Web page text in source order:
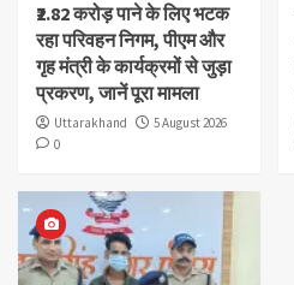
₹2.82 करोड़ पाने के लिए भटक
रहा परिवहन निगम, पीएम और
गृह मंत्री के कार्यक्रमों से जुड़ा
प्रकरण, जानें पूरा मामला
Uttarakhand
5 August 2026
0